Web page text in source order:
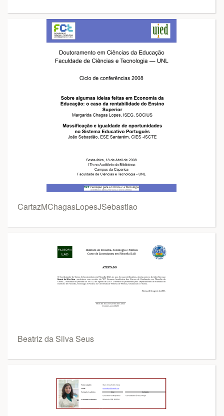
CartazMChagasLopesJSebastiao
Beatriz da Silva Seus